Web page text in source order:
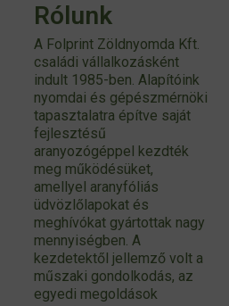
Rólunk
A Folprint Zöldnyomda Kft.
családi vállalkozásként
indult 1985-ben. Alapítóink
nyomdai és gépészmérnöki
tapasztalatra építve saját
fejlesztésű
aranyozógéppel kezdték
meg működésüket,
amellyel aranyfóliás
üdvözlőlapokat és
meghívókat gyártottak nagy
mennyiségben. A
kezdetektől jellemző volt a
műszaki gondolkodás, az
egyedi megoldások